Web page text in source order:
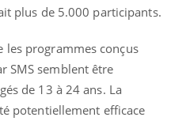
plus de 5.000 participants.
les programmes conçus
SMS semblent être
de 13 à 24 ans. La
potentiellement efficace